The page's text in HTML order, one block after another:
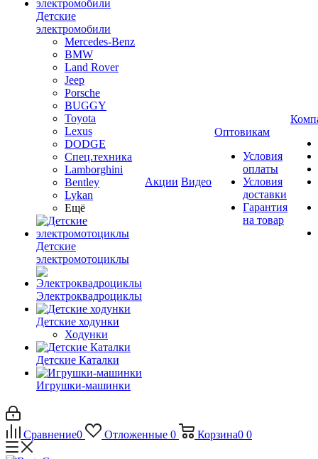
Детские
электромобили
Mercedes-Benz
BMW
Land Rover
Jeep
Porsche
BUGGY
Toyota
Lexus
DODGE
Спец.техника
Lamborghini
Bentley
Lykan
Ещё
Детские
электромотоциклы
Электроквадроциклы
Детские ходунки
Ходунки
Детские Каталки
Игрушки-машинки
Акции Видео
Оптовикам
Условия
оплаты
Условия
доставки
Гарантия
на товар
Сравнение0 Отложенные 0 Корзина0 0